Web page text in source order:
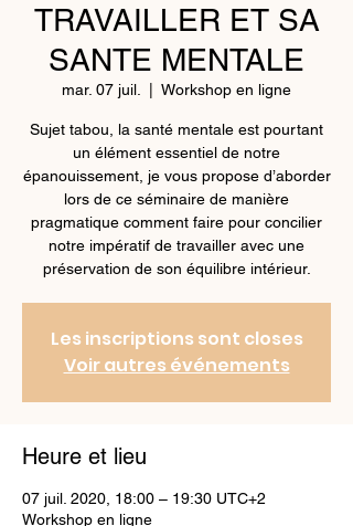
TRAVAILLER ET SA
SANTE MENTALE
mar. 07 juil. Workshop en ligne
Sujet tabou, la santé mentale est pourtant
un élément essentiel de notre
épanouissement, je vous propose d’aborder
lors de ce séminaire de manière
pragmatique comment faire pour concilier
notre impératif de travailler avec une
préservation de son équilibre intérieur.
Les inscriptions sont closes
Voir autres événements
Heure et lieu
07 juil. 2020, 18:00 – 19:30 UTC+2
Workshop en ligne